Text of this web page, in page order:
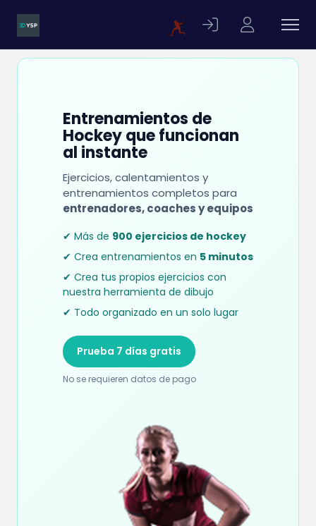
Entrenamientos de
Hockey que funcionan
al instante
Ejercicios, calentamientos y
entrenamientos completos para
entrenadores, coaches y equipos
✔ Más de 900 ejercicios de hockey
✔ Crea entrenamientos en 5 minutos
✔ Crea tus propios ejercicios con
nuestra herramienta de dibujo
✔ Todo organizado en un solo lugar
Prueba 7 días gratis
No se requieren datos de pago